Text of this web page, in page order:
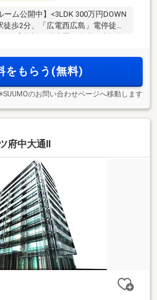
ーム公開中】<3LDK 300万円DOWN
歩2分、「広電西広島」電停徒歩
設備仕様や多目的ルームなどの共
て
をもらう(無料)
のお問い合わせページへ移動します
府中大通II